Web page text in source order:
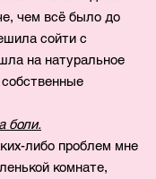
чем всё было до
сойти с
на натуральное
боли.
либо проблем мне
комнате,